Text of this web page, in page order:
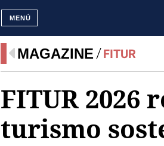
MENÚ
MAGAZINE FITUR
FITUR 2026
turismo